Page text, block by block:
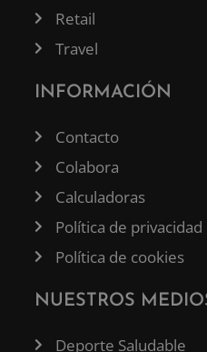
Retail
Travel
INFORMACIÓN
Contacto
Colabora
Calculadoras
Política de privacidad
Política de cookies
NUESTROS
Deporte Saludable